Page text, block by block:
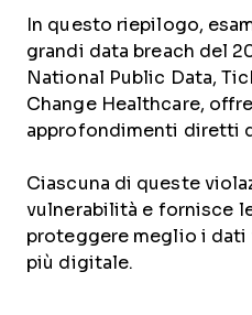
In questo riepilogo,
grandi data breach del
National Public Data,
Change Healthcare,
approfondimenti diretti
Ciascuna di queste
vulnerabilità e fornisce
proteggere meglio i dati
più digitale.